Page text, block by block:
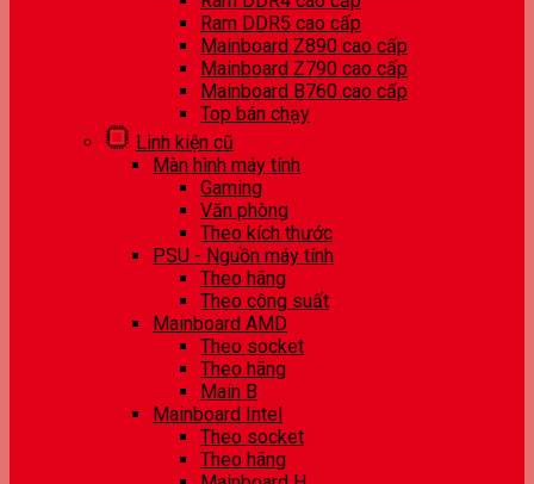
Ram DDR5 cao cấp
Mainboard Z890 cao cấp
Mainboard Z790 cao cấp
Mainboard B760 cao cấp
Top bán chạy
Linh kiện cũ
Màn hình máy tính
Gaming
Văn phòng
Theo kích thước
PSU - Nguồn máy tính
Theo hãng
Theo công suất
Mainboard AMD
Theo socket
Theo hãng
Main B
Mainboard Intel
Theo socket
Theo hãng